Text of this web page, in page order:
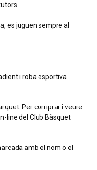
es juguen sempre al
i roba esportiva
Per comprar i veure
line del Club Bàsquet
amb el nom o el